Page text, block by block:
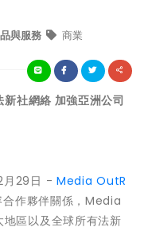
與服務 商業
社網絡 加強亞洲公司
月29日 - Media OutR
作夥伴關係，Media
區以及全球所有法新